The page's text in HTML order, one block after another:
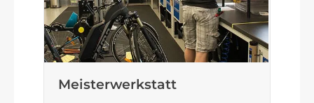
Meisterwerkstatt